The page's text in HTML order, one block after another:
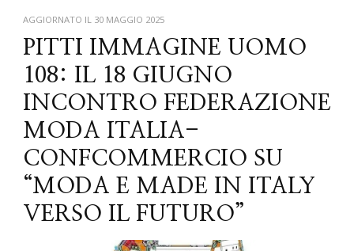
AGGIORNATO IL 30 MAGGIO 2025
PITTI IMMAGINE UOMO
108: IL 18 GIUGNO
INCONTRO FEDERAZIONE
MODA ITALIA-
CONFCOMMERCIO SU
“MODA E MADE IN ITALY
VERSO IL FUTURO”